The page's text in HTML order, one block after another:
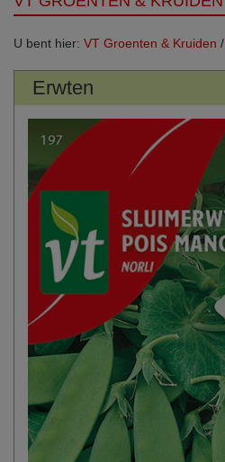
U bent hier: VT Groenten & Kruiden /
Erwten